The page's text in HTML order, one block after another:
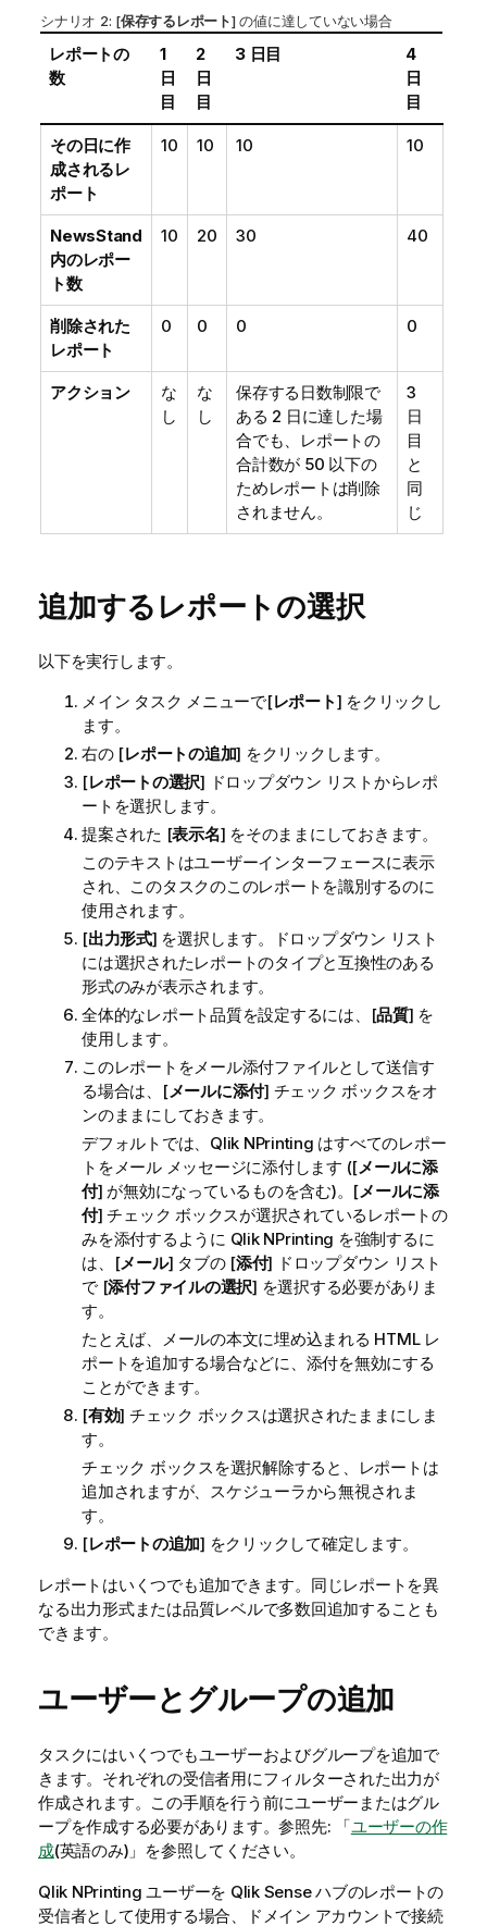
シナリオ 2: [保存するレポート] の値に達していない場合
レポートの
数
1
日
目
2
日
目
3 日目
4
日
目
その日に作
成されるレ
ポート
10 10 10 10
NewsStand
内のレポー
ト数
10 20 30 40
削除された
レポート
0 0 0 0
アクション
な
し
な
し
保存する日数制限で
ある 2 日に達した場
合でも、レポートの
合計数が 50 以下の
ためレポートは削除
されません。
3
日
目
と
同
じ
追加するレポートの選択
以下を実行します。
メイン タスク メニューで[レポート] をクリックし
ます。
右の [レポートの追加] をクリックします。
[レポートの選択] ドロップダウン リストからレポ
ートを選択します。
提案された [表示名] をそのままにしておきます。
このテキストはユーザーインターフェースに表示
され、このタスクのこのレポートを識別するのに
使用されます。
[出力形式] を選択します。ドロップダウン リスト
には選択されたレポートのタイプと互換性のある
形式のみが表示されます。
全体的なレポート品質を設定するには、[品質] を
使用します。
このレポートをメール添付ファイルとして送信す
る場合は、[メールに添付] チェック ボックスをオ
ンのままにしておきます。
デフォルトでは、 Qlik NPrinting はすべてのレポー
トをメール メッセージに添付します ([メールに添
付] が無効になっているものを含む)。[メールに添
付] チェック ボックスが選択されているレポートの
みを添付するように Qlik NPrinting を強制するに
は、[メール] タブの [添付] ドロップダウン リスト
で [添付ファイルの選択] を選択する必要がありま
す。
たとえば、メールの本文に埋め込まれる HTMLレ
ポートを追加する場合などに、添付を無効にする
ことができます。
[有効] チェック ボックスは選択されたままにしま
す。
チェック ボックスを選択解除すると、レポートは
追加されますが、スケジューラから無視されま
す。
[レポートの追加] をクリックして確定します。
レポートはいくつでも追加できます。同じレポートを異
なる出力形式または品質レベルで多数回追加することも
できます。
ユーザーとグループの追加
タスクにはいくつでもユーザーおよびグループを追加で
きます。それぞれの受信者用にフィルターされた出力が
作成されます。この手順を行う前にユーザーまたはグル
ープを作成する必要があります。参照先: 「ユーザーの作
成(英語のみ) 」を参照してください。
Qlik NPrinting ユーザーを Qlik Senseハブのレポートの
受信者として使用する場合、ドメイン アカウントで接続